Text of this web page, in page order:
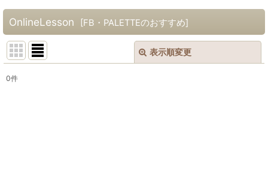
OnlineLesson [FB・PALETTEのおすすめ]
表示順変更
0件